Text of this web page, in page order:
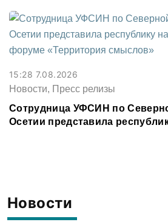
Новости
15:28 7.08.2026
Новости, Пресс релизы
Сотрудница УФСИН по
Осетии представила